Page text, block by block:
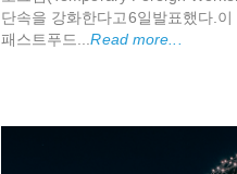
단속을 강화한다고6일발표했다.
패스트푸드...Read more...